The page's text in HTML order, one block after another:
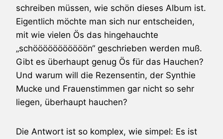
schreiben müssen, wie schön dieses Album ist.
Eigentlich möchte man sich nur entscheiden,
mit wie vielen Ös das hingehauchte
„schööööööööööön“ geschrieben werden muß.
Gibt es überhaupt genug Ös für das Hauchen?
Und warum will die Rezensentin, der Synthie
Mucke und Frauenstimmen gar nicht so sehr
liegen, überhaupt hauchen?
Die Antwort ist so komplex, wie simpel: Es ist